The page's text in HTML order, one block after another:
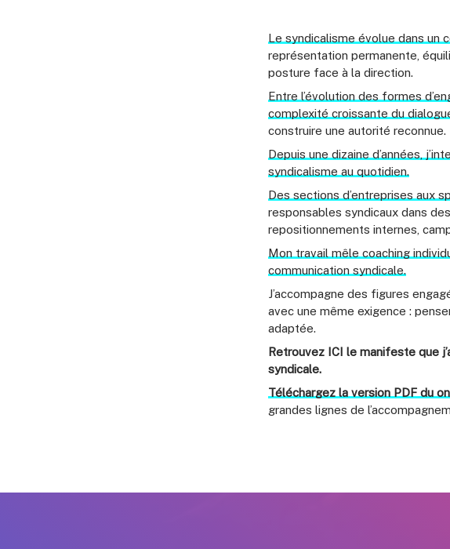
Le syndicalisme évolue dans un
représentation permanente,
posture face à la direction.
Entre l’évolution des formes
complexité croissante du
construire une autorité reconnue.
Depuis une dizaine d’années,
syndicalisme au quotidien.
Des sections d’entreprises aux
responsables syndicaux dans
repositionnements internes,
Mon travail mêle coaching
communication syndicale.
J’accompagne des figures
avec une même exigence :
adaptée.
Retrouvez ICI le manifeste que
syndicale.
Téléchargez la version PDF du
grandes lignes de